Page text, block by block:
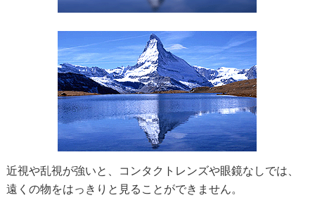
近視や乱視が強いと、コンタクトレンズや眼鏡なしでは、
遠くの物をはっきりと見ることができません。